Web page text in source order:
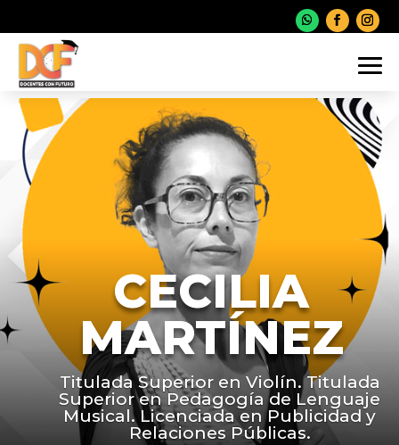
CECILIA
MARTÍNEZ
Titulada Superior en Violín. Titulada
Superior en Pedagogía de Lenguaje
Musical. Licenciada en Publicidad y
Relaciones Públicas.